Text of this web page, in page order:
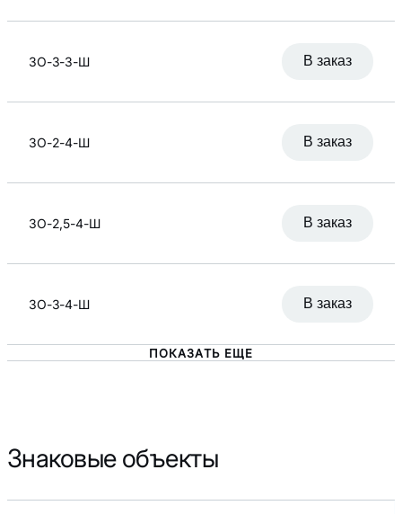
Применить
ЗО-3-3-Ш В заказ
ЗО-2-4-Ш В заказ
ЗО-2,5-4-Ш В заказ
ЗО-3-4-Ш В заказ
ПОКАЗАТЬ ЕЩЕ
Знаковые объекты